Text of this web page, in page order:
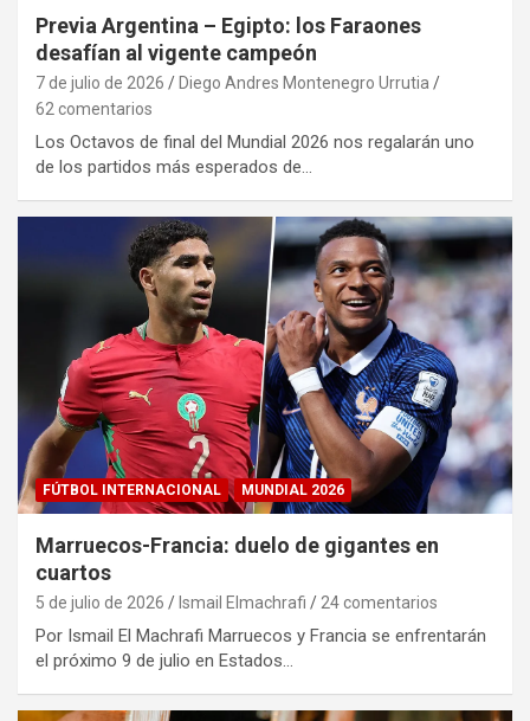
Previa Argentina – Egipto: los Faraones
desafían al vigente campeón
7 de julio de 2026
Diego Andres Montenegro Urrutia
62 comentarios
Los Octavos de final del Mundial 2026 nos regalarán uno
de los partidos más esperados de…
FÚTBOL INTERNACIONAL MUNDIAL 2026
Marruecos-Francia: duelo de gigantes en
cuartos
5 de julio de 2026 Ismail Elmachrafi 24 comentarios
Por Ismail El Machrafi Marruecos y Francia se enfrentarán
el próximo 9 de julio en Estados…